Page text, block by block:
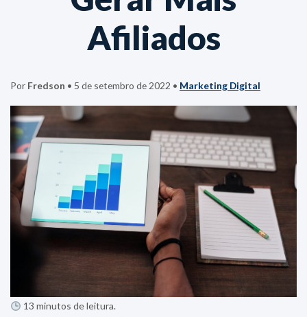
Afiliados
Por Fredson • 5 de setembro de 2022 • Marketing Digital
13 minutos de leitura.